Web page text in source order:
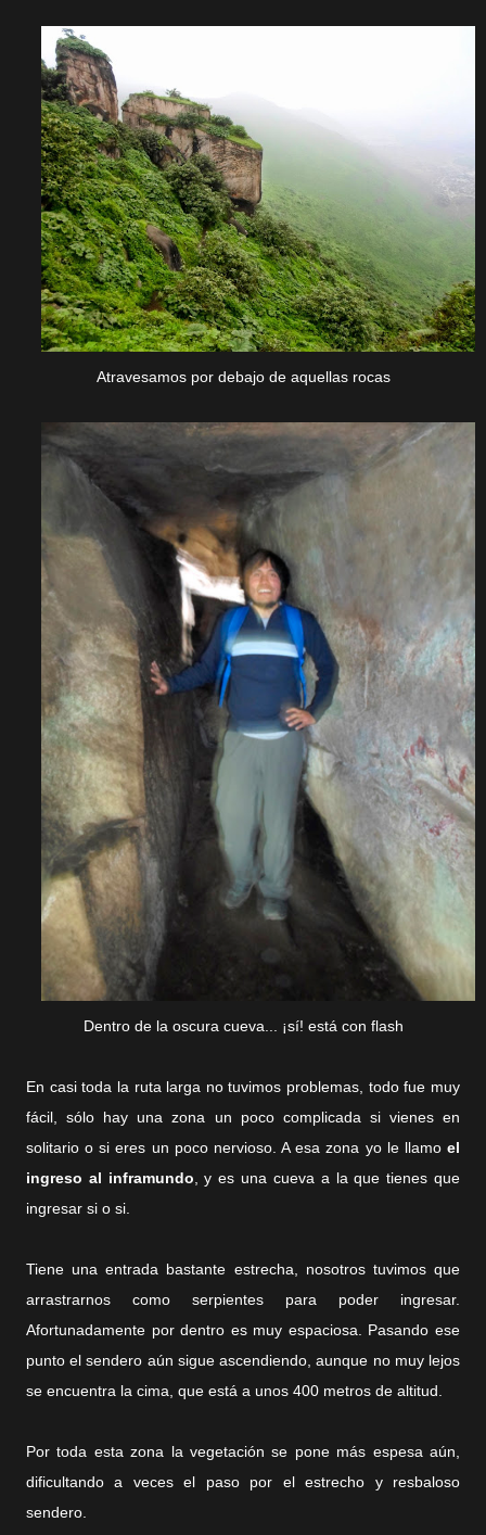
Atravesamos por debajo de aquellas rocas
Dentro de la oscura cueva... ¡sí! está con flash
En casi toda la ruta larga no tuvimos problemas, todo fue muy
fácil, sólo hay una zona un poco complicada si vienes en
solitario o si eres un poco nervioso. A esa zona yo le llamo el
ingreso al inframundo, y es una cueva a la que tienes que
ingresar si o si.
Tiene una entrada bastante estrecha, nosotros tuvimos que
arrastrarnos como serpientes para poder ingresar.
Afortunadamente por dentro es muy espaciosa. Pasando ese
punto el sendero aún sigue ascendiendo, aunque no muy lejos
se encuentra la cima, que está a unos 400 metros de altitud.
Por toda esta zona la vegetación se pone más espesa aún,
dificultando a veces el paso por el estrecho y resbaloso
sendero.